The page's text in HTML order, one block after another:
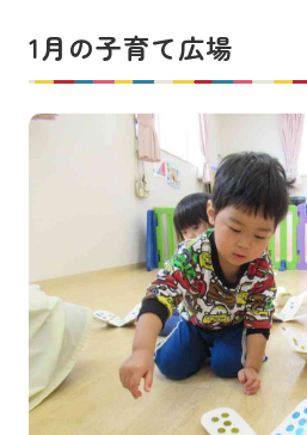
1月の子育て広場